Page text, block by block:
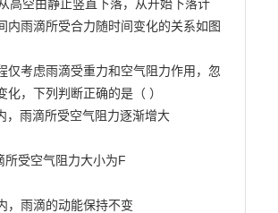
高空由静止竖直下落，从开始下落计
内雨滴所受合力随时间变化的关系如图
仅考虑雨滴受重力和空气阻力作用，忽
化，下列判断正确的是（ ）
，雨滴所受空气阻力逐渐增大
所受空气阻力大小为F
，雨滴的动能保持不变